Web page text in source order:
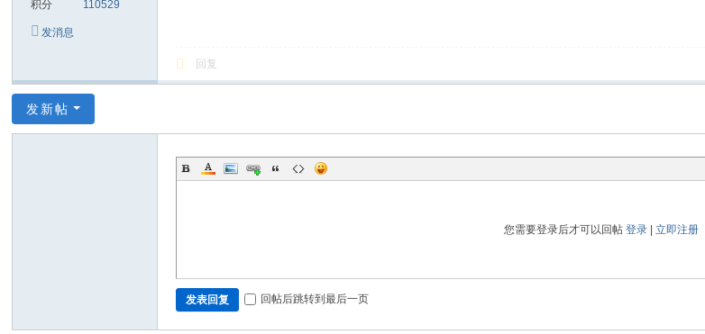
积分 110529
发消息
回复
发新帖
您需要登录后才可以回帖登录 |立即注册
发表回复 回帖后跳转到最后一页